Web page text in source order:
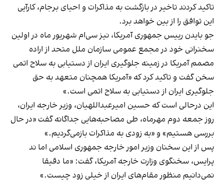
تاکید کردند تاخیر در بازگشت به مذاکرات و احیای برجام، کارآیی
این توافق را از بین خواهد برد.
جو بایدن رییس جمهوری آمریکا، نیز سی‌ام شهریور ماه در اولین
سخنرانی خود در مجمع عمومی سازمان ملل متحد از اراده
مصمم آمریکا در زمینه جلوگیری ایران از دستیابی به سلاح اتمی
سخن گفت و تاکید کرد که «آمریکا همچنان متعهد به حق
جلوگیری ایران از دستیابی به سلاح اتمی است.»
این درحالی است که حسین امیرعبداللهیان، وزیر خارجه ایران،
روز جمعه دوم مهرماه، طی مصاحبه‌هایی جداگانه گفت «در حال
بررسی هستیم» و «به زودی به مذاکرات بازمی‌گردیم.»
پس از این سخنان وزیر امور خارجه جمهوری اسلامی اما ند
پرایس، سخنگوی وزارت خارجه آمریکا، گفت: «ما دقیقا
نمی‌دانیم منظور مقام‌های ایران از خیلی زود چیست.»